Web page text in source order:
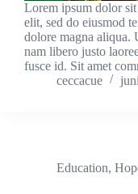
Lorem ipsum dolor
elit, sed do eiusmod
dolore magna aliqua.
nam libero justo
fusce id. Sit amet
ceccacue
Education,